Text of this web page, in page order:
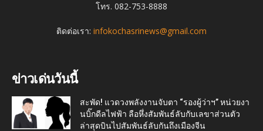
โทร. 082-753-8888
ติดต่อเรา: infokochasrinews@gmail.com
ข่าวเด่นวันนี้
สะพัด! แวดวงพลังงานจับตา “รองผู้ว่าฯ” หน่วยงา
นบิ๊กดีลไฟฟ้า ลือหึ่งสัมพันธ์ลับกับเลขาส่วนตัว
ล่าสุดบินไปสัมพันธ์ลับกันถึงเมืองจีน